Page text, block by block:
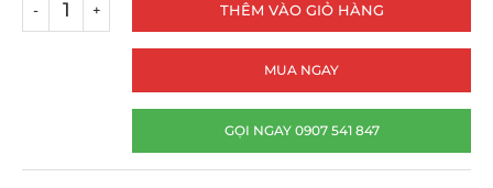
THÊM VÀO GIỎ HÀNG
MUA NGAY
GỌI NGAY 0907 541 847